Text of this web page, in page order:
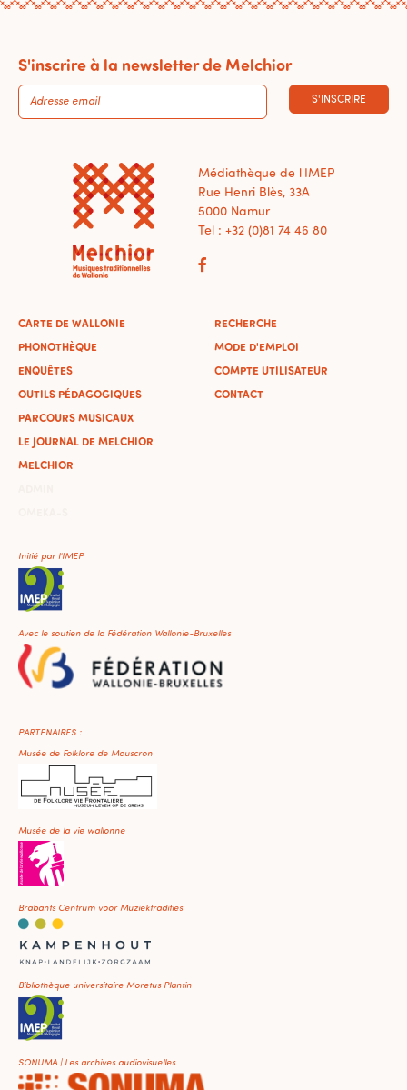
S'inscrire à la newsletter de Melchior
S'INSCRIRE
Médiathèque de l'IMEP
Rue Henri Blès, 33A
5000 Namur
Tel : +32 (0)81 74 46 80
CARTE DE WALLONIE
PHONOTHÈQUE
ENQUÊTES
OUTILS PÉDAGOGIQUES
PARCOURS MUSICAUX
LE JOURNAL DE MELCHIOR
MELCHIOR
RECHERCHE
MODE D'EMPLOI
COMPTE UTILISATEUR
CONTACT
Initié par l'IMEP
Avec le soutien de la Fédération Wallonie-Bruxelles
PARTENAIRES :
Musée de Folklore de Mouscron
Musée de la vie wallonne
Brabants Centrum voor Muziektradities
Bibliothèque universitaire Moretus Plantin
SONUMA | Les archives audiovisuelles